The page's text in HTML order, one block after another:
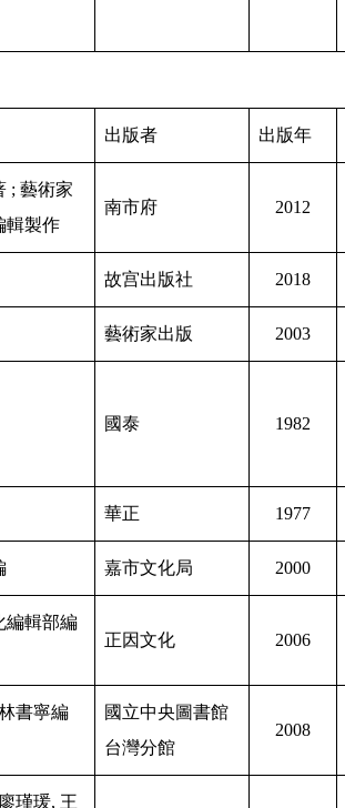
出版者 出版年
; 藝術家
輯製作
南市府 2012
故宫出版社 2018
藝術家出版 2003
國泰 1982
華正 1977
嘉市文化局 2000
編輯部編
正因文化 2006
書寧編
國立中央圖書館
台灣分館
2008
瑾瑗, 王